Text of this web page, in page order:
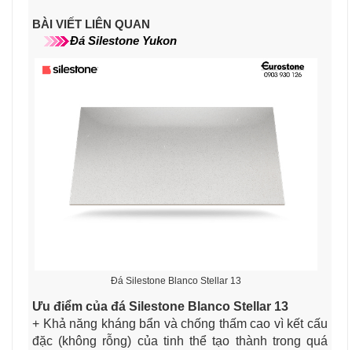
BÀI VIẾT LIÊN QUAN
Đá Silestone Yukon
Đá Silestone Blanco Stellar 13
Ưu điểm của đá Silestone Blanco Stellar 13
+ Khả năng kháng bẩn và chống thấm cao vì kết cấu
đặc (không rỗng) của tinh thể tạo thành trong quá